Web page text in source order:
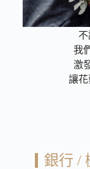
我
激
讓
銀行 /